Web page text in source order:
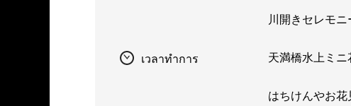
เวลาทำการ
川開きセレモニ
天満橋水上ミニ
はちけんやお花